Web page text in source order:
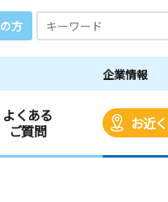
方
企業情報
よくある
ご質問
お近